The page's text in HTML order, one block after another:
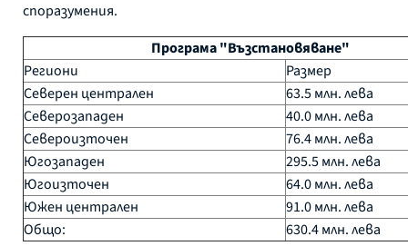
споразумения.
Програма "Възстановяване"
Региони
Размер
Северен централен
63.5 млн. лева
Северозападен
40.0 млн. лева
Североизточен
76.4 млн. лева
Югозападен
295.5 млн. лева
Югоизточен
64.0 млн. лева
Южен централен
91.0 млн. лева
Общо:
630.4 млн. лева